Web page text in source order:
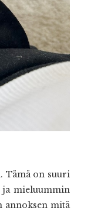
Tämä on suuri
ja mieluummin
annoksen mitä